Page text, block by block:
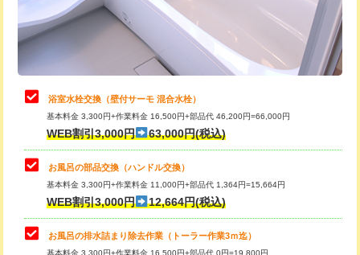
止水・漏水調査・防水処理・清掃・修
理・調整・分解・加工など（軽作業）
止水・漏水調査・防水処理・清掃・修
理・調整・分解・加工など（中作業）
22,000円
止水・漏水調査・防水処理・清掃・修
理・調整・分解・加工など（重作業）
33,000円
トイレタンク脱着
トイレ便器脱着
タンクレストイレ脱着 33,000円
浴室水栓交換（壁付サーモ 混合水栓）
基本料金 3,300円+作業料金 16,500円+部品代 46,200円=66,000円
WEB割引3,000円 63,000円(税込)
お風呂の部品交換（ハンドル交換）
基本料金 3,300円+作業料金 11,000円+部品代 1,364円=15,664円
WEB割引3,000円 12,664円(税込)
お風呂の排水詰まり除去作業（トーラー作業3ｍ迄）
基本料金 3,300円+作業料金 16,500円+部品代 0円=19,800円